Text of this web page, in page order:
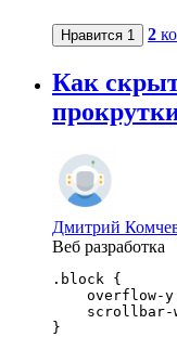
Нравится 1 2
Как
Дмитрий
Веб разработка
.block {
overflow-
}